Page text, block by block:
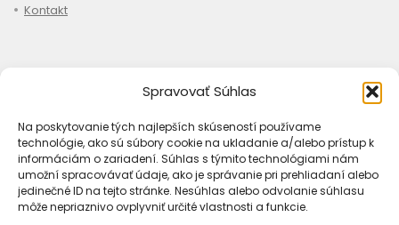
Spravovať Súhlas
Na poskytovanie tých najlepších skúseností používame
technológie, ako sú súbory cookie na ukladanie a/alebo prístup k
informáciám o zariadení. Súhlas s týmito technológiami nám
umožní spracovávať údaje, ako je správanie pri prehliadaní alebo
jedinečné ID na tejto stránke. Nesúhlas alebo odvolanie súhlasu
môže nepriaznivo ovplyvniť určité vlastnosti a funkcie.
Kontakt
Ako objednať
Doprava
Platba
Stav objednávky